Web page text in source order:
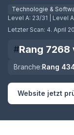
Technologie &
Level A: 23/31 | Level
Letzter Scan: 4. April
#Rang 7268
Branche:Rang
Website jetzt